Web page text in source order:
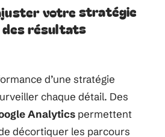
votre stratégie
résultats
d’une stratégie
chaque détail. Des
Analytics permettent
décortiquer les parcours